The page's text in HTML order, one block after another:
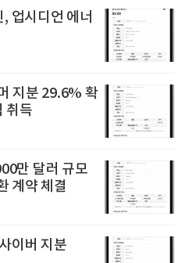
업시디언 에너
지분 29.6% 확
취득
만 달러 규모
계약 체결
이버 지분